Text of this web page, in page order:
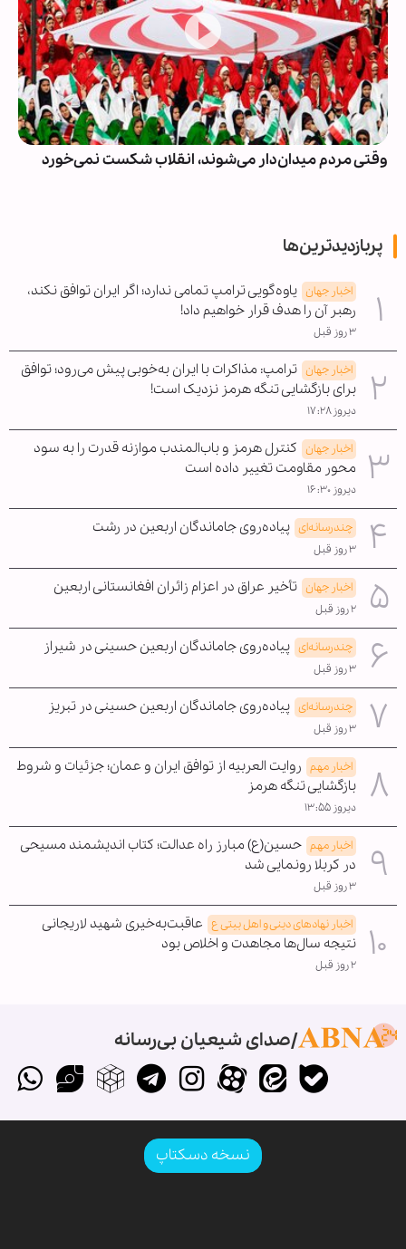
وقتی مردم میدان‌دار می‌شوند، انقلاب شکست نمی‌خورد
پربازدیدترین‌ها
اخبار جهان یاوه‌گویی ترامپ تمامی ندارد؛ اگر ایران توافق نکند،
رهبر آن را هدف قرار خواهیم داد!
۳ روز قبل
اخبار جهان ترامپ: مذاکرات با ایران به‌خوبی پیش می‌رود؛ توافق
برای بازگشایی تنگه هرمز نزدیک است!
دیروز ۱۷:۲۸
اخبار جهان کنترل هرمز و باب‌المندب موازنه قدرت را به سود
محور مقاومت تغییر داده است
دیروز ۱۶:۳۰
چندرسانه‌ای پیاده‌روی جاماندگان اربعین در رشت
۳ روز قبل
اخبار جهان تأخیر عراق در اعزام زائران افغانستانی اربعین
۲ روز قبل
چندرسانه‌ای پیاده‌روی جاماندگان اربعین حسینی در شیراز
۳ روز قبل
چندرسانه‌ای پیاده‌روی جاماندگان اربعین حسینی در تبریز
۳ روز قبل
اخبار مهم روایت العربیه از توافق ایران و عمان؛ جزئیات و شروط
بازگشایی تنگه هرمز
دیروز ۱۳:۵۵
اخبار مهم حسین(ع) مبارز راه عدالت؛ کتاب اندیشمند مسیحی
در کربلا رونمایی شد
۳ روز قبل
اخبار نهادهای دینی و اهل بیتی ع عاقبت‌به‌خیری شهید لاریجانی
نتیجه سال‌ها مجاهدت و اخلاص بود
۲ روز قبل
صدای شیعیان بی‌رسانه
نسخه دسکتاپ